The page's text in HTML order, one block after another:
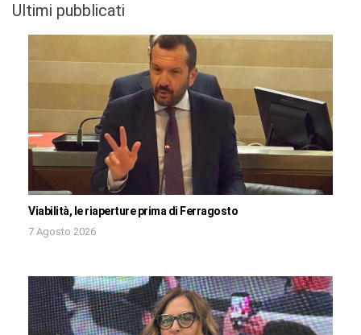
Ultimi pubblicati
Viabilità, le riaperture prima di Ferragosto
7 Agosto 2026